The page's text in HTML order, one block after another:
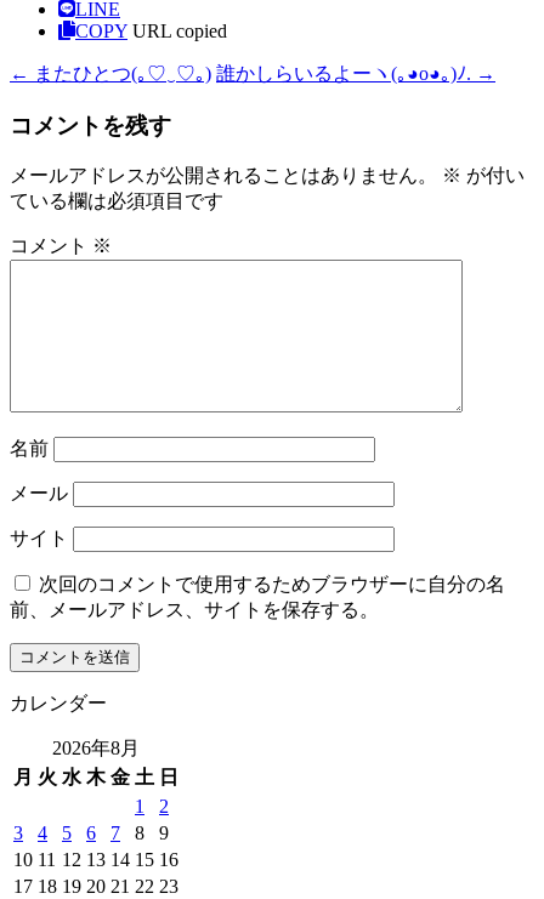
LINE
COPY URL copied
← またひとつ(⁠｡⁠♡⁠‿⁠♡⁠｡⁠) 誰かしらいるよーヽ⁠(⁠｡⁠◕⁠o⁠◕⁠｡⁠)⁠ﾉ⁠. →
コメントを残す
メールアドレスが公開されることはありません。 ※ が付い
ている欄は必須項目です
コメント ※
名前
メール
サイト
次回のコメントで使用するためブラウザーに自分の名
前、メールアドレス、サイトを保存する。
カレンダー
2026年8月
月 火 水 木 金 土 日
1
2
3
4 5 6 7 8
9
10 11 12 13 14 15 16
17 18 19 20 21 22 23